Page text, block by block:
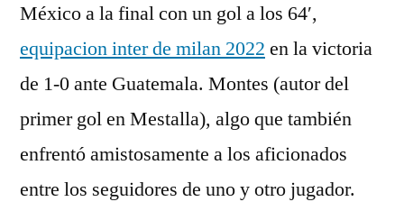
México a la final con un gol a los 64′,
equipacion inter de milan 2022 en la victoria
de 1-0 ante Guatemala. Montes (autor del
primer gol en Mestalla), algo que también
enfrentó amistosamente a los aficionados
entre los seguidores de uno y otro jugador.